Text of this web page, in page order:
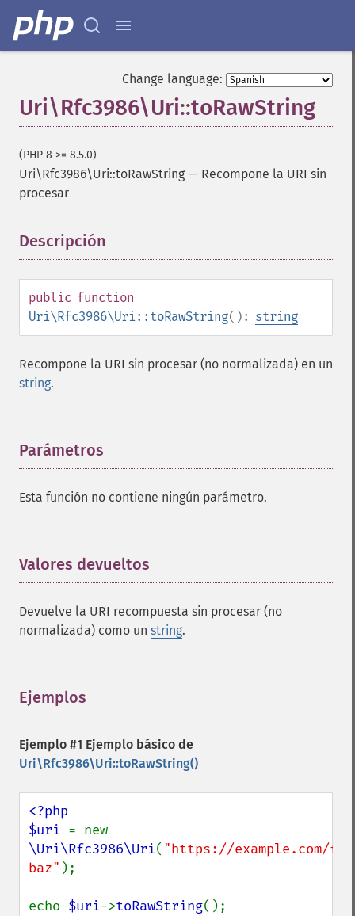
Change language:
Uri\Rfc3986\Uri::toRawString
(PHP 8 >= 8.5.0)
Uri\Rfc3986\Uri::toRawString — Recompone la URI sin
procesar
Descripción
public function
Uri\Rfc3986\Uri::toRawString(): string
Recompone la URI sin procesar (no normalizada) en un
string.
Parámetros
Esta función no contiene ningún parámetro.
Valores devueltos
Devuelve la URI recompuesta sin procesar (no
normalizada) como un string.
Ejemplos
Ejemplo #1 Ejemplo básico de
Uri\Rfc3986\Uri::toRawString()
<?php
$uri
\Uri\Rfc3986\Uri( "https://example.com/
baz" );
echo $uri->toRawString